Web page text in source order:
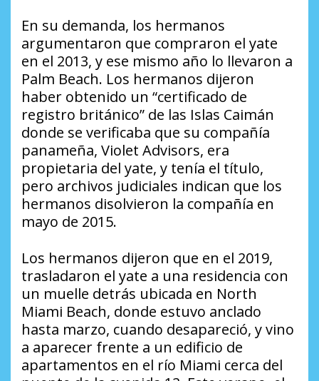
En su demanda, los hermanos
argumentaron que compraron el yate
en el 2013, y ese mismo año lo llevaron a
Palm Beach. Los hermanos dijeron
haber obtenido un “certificado de
registro británico” de las Islas Caimán
donde se verificaba que su compañía
panameña, Violet Advisors, era
propietaria del yate, y tenía el título,
pero archivos judiciales indican que los
hermanos disolvieron la compañía en
mayo de 2015.
Los hermanos dijeron que en el 2019,
trasladaron el yate a una residencia con
un muelle detrás ubicada en North
Miami Beach, donde estuvo anclado
hasta marzo, cuando desapareció, y vino
a aparecer frente a un edificio de
apartamentos en el río Miami cerca del